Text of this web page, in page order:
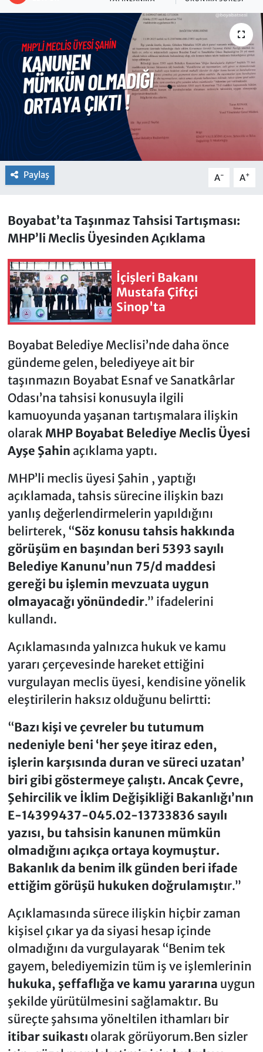
Paylaş A- A+
Boyabat’ta Taşınmaz Tahsisi Tartışması:
MHP’li Meclis Üyesinden Açıklama
İçişleri Bakanı
Mustafa Çiftçi
Sinop'ta
Boyabat Belediye Meclisi’nde daha önce
gündeme gelen, belediyeye ait bir
taşınmazın Boyabat Esnaf ve Sanatkârlar
Odası’na tahsisi konusuyla ilgili
kamuoyunda yaşanan tartışmalara ilişkin
olarak MHP Boyabat Belediye Meclis Üyesi
Ayşe Şahin açıklama yaptı.
MHP’li meclis üyesi Şahin , yaptığı
açıklamada, tahsis sürecine ilişkin bazı
yanlış değerlendirmelerin yapıldığını
belirterek, “Söz konusu tahsis hakkında
görüşüm en başından beri 5393 sayılı
Belediye Kanunu’nun 75/d maddesi
gereği bu işlemin mevzuata uygun
olmayacağı yönündedir.” ifadelerini
kullandı.
Açıklamasında yalnızca hukuk ve kamu
yararı çerçevesinde hareket ettiğini
vurgulayan meclis üyesi, kendisine yönelik
eleştirilerin haksız olduğunu belirtti:
“Bazı kişi ve çevreler bu tutumum
nedeniyle beni ‘her şeye itiraz eden,
işlerin karşısında duran ve süreci uzatan’
biri gibi göstermeye çalıştı. Ancak Çevre,
Şehircilik ve İklim Değişikliği Bakanlığı’nın
E-14399437-045.02-13733836 sayılı
yazısı, bu tahsisin kanunen mümkün
olmadığını açıkça ortaya koymuştur.
Bakanlık da benim ilk günden beri ifade
ettiğim görüşü hukuken doğrulamıştır.”
Açıklamasında sürece ilişkin hiçbir zaman
kişisel çıkar ya da siyasi hesap içinde
olmadığını da vurgulayarak “Benim tek
gayem, belediyemizin tüm iş ve işlemlerinin
hukuka, şeffaflığa ve kamu yararına uygun
şekilde yürütülmesini sağlamaktır. Bu
süreçte şahsıma yöneltilen ithamları bir
itibar suikastı olarak görüyorum.Ben sizler